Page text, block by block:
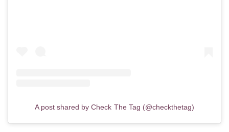
A post shared by Check The Tag (@checkthetag)